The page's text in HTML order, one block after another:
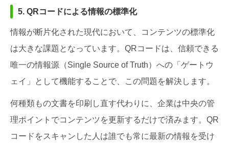
5. QRコードによる情報の標準化
情報が断片化された現代において、コンテンツの標準化
は大きな課題となっています。QRコードは、信頼できる
唯一の情報源（Single Source of Truth）への「ゲートウ
ェイ」として機能することで、この問題を解決します。
何種類もの文書を印刷し直す代わりに、企業は中央の管
理ポイントでコンテンツを更新するだけで済みます。QR
コードをスキャンした人は誰でも常に最新の情報を受け